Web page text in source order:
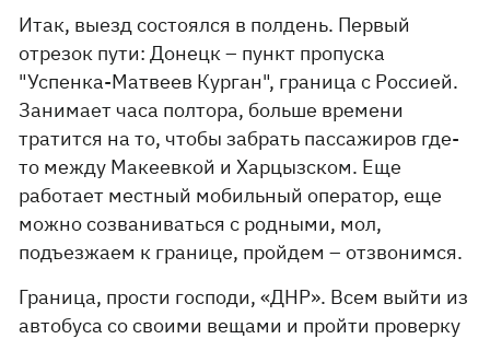
Итак, выезд состоялся в полдень. Первый
отрезок пути: Донецк – пункт пропуска
"Успенка-Матвеев Курган", граница с Россией.
Занимает часа полтора, больше времени
тратится на то, чтобы забрать пассажиров где-
то между Макеевкой и Харцызском. Еще
работает местный мобильный оператор, еще
можно созваниваться с родными, мол,
подъезжаем к границе, пройдем – отзвонимся.
Граница, прости господи, «ДНР». Всем выйти из
автобуса со своими вещами и пройти проверку